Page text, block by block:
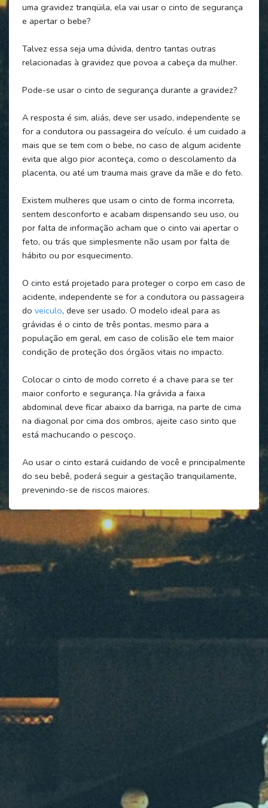
uma gravidez tranqüila, ela vai usar o cinto de segurança
e apertar o bebe?
Talvez essa seja uma dúvida, dentro tantas outras
relacionadas à gravidez que povoa a cabeça da mulher.
Pode-se usar o cinto de segurança durante a gravidez?
A resposta é sim, aliás, deve ser usado, independente se
for a condutora ou passageira do veículo. é um cuidado a
mais que se tem com o bebe, no caso de algum acidente
evita que algo pior aconteça, como o descolamento da
placenta, ou até um trauma mais grave da mãe e do feto.
Existem mulheres que usam o cinto de forma incorreta,
sentem desconforto e acabam dispensando seu uso, ou
por falta de informação acham que o cinto vai apertar o
feto, ou trás que simplesmente não usam por falta de
hábito ou por esquecimento.
O cinto está projetado para proteger o corpo em caso de
acidente, independente se for a condutora ou passageira
do veiculo, deve ser usado. O modelo ideal para as
grávidas é o cinto de três pontas, mesmo para a
população em geral, em caso de colisão ele tem maior
condição de proteção dos órgãos vitais no impacto.
Colocar o cinto de modo correto é a chave para se ter
maior conforto e segurança. Na grávida a faixa
abdominal deve ficar abaixo da barriga, na parte de cima
na diagonal por cima dos ombros, ajeite caso sinto que
está machucando o pescoço.
Ao usar o cinto estará cuidando de você e principalmente
do seu bebê, poderá seguir a gestação tranquilamente,
prevenindo-se de riscos maiores.